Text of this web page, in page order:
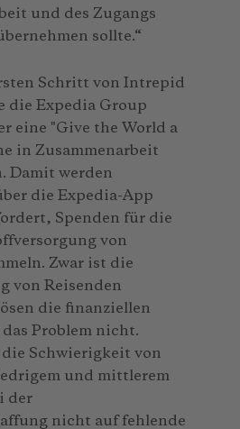
und des Zugangs
sollte.“
Schritt von Intrepid
die Expedia Group
eine "Give the World a
in Zusammenarbeit
Damit werden
die Expedia-App
Spenden für die
von
Zwar ist die
von Reisenden
die finanziellen
Problem nicht.
Schwierigkeit von
und mittlerem
der
nicht auf fehlende